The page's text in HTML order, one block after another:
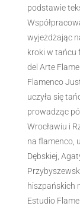
podstawie
wyjeżdżając
kroki w tańcu
del Arte
Flamenco
uczyła się
prowadząc
Wrocławiu i
na flamenco,
Dębskiej,
hiszpańskich
Estudio